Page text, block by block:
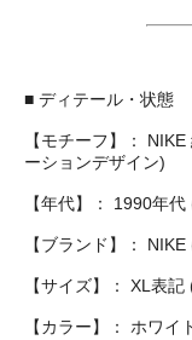
■ ディテール・状態
【モチーフ】：
ーションデザイン)
【年代】： 1990年
【ブランド】：
【サイズ】： XL表
【カラー】： ホワイ